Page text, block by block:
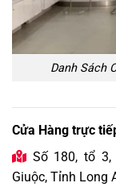
Danh Sách
Cửa Hàng trực
 Số 180, tổ 3,
Giuộc, Tỉnh Long